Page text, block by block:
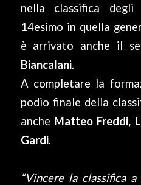
nella classifica
14esimo in quella
è arrivato anche il
Biancalani.
A completare la
podio finale della
anche Matteo Freddi,
Gardi.
“Vincere la classifica